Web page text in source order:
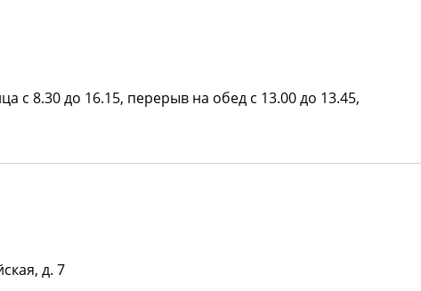
с 8.30 до 16.15, перерыв на обед с 13.00 до 13.45,
д. 7